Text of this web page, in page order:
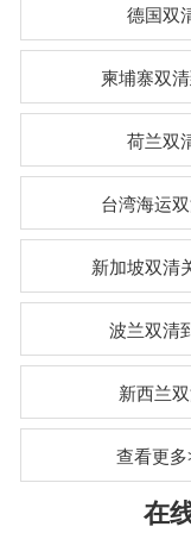
德国双
柬埔寨双
荷兰双
台湾海运
新加坡双清
波兰双清
新西兰
查看更
在